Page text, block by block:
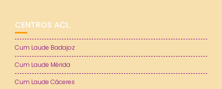
CENTROS ACL
Cum Laude Badajoz
Cum Laude Mérida
Cum Laude Cáceres